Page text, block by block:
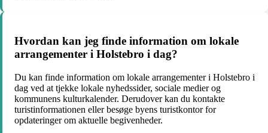
Hvordan kan jeg finde information om lokale
arrangementer i Holstebro i dag?
Du kan finde information om lokale arrangementer i Holstebro i
dag ved at tjekke lokale nyhedssider, sociale medier og
kommunens kulturkalender. Derudover kan du kontakte
turistinformationen eller besøge byens turistkontor for
opdateringer om aktuelle begivenheder.